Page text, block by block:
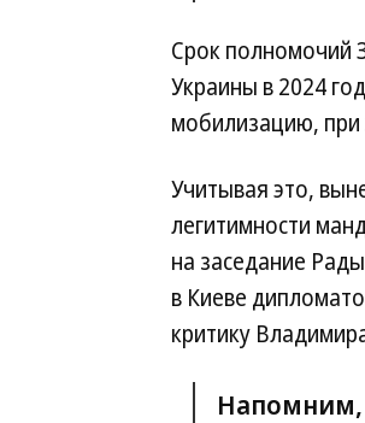
Срок полномочий
Украины в 2024
мобилизацию, при
Учитывая это,
легитимности
на заседание
в Киеве
критику
Напомним,